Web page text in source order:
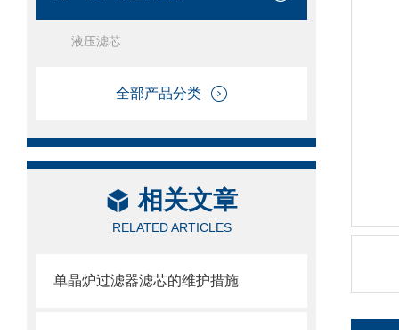
液压滤芯
全部产品分类
相关文章
RELATED ARTICLES
单晶炉过滤器滤芯的维护措施